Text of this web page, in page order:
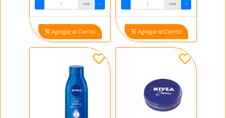
- Und. +
Agregar al Carrito
- Und. +
Agregar al Carrito